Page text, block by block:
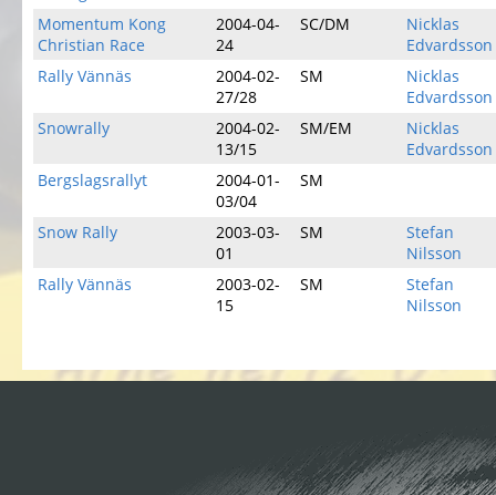
Momentum Kong
Christian Race
2004-04-
24
SC/DM
Nicklas
Edvardsson
Rally Vännäs
2004-02-
27/28
SM
Nicklas
Edvardsson
Snowrally
2004-02-
13/15
SM/EM
Nicklas
Edvardsson
Bergslagsrallyt
2004-01-
03/04
SM
Snow Rally
2003-03-
01
SM
Stefan
Nilsson
Rally Vännäs
2003-02-
15
SM
Stefan
Nilsson